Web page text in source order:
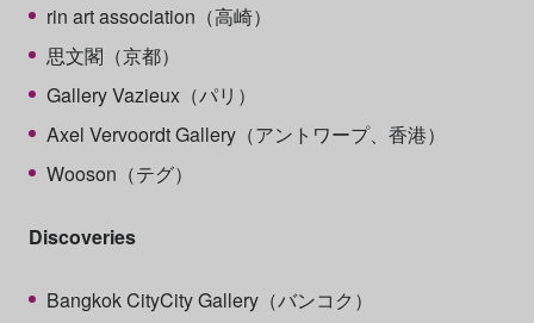
rin art association（高崎）
思文閣（京都）
Gallery Vazieux（パリ）
Axel Vervoordt Gallery（アントワープ、香港）
Wooson（テグ）
Discoveries
Bangkok CityCity Gallery（バンコク）